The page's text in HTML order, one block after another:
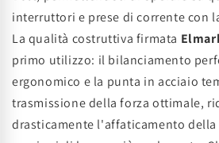
interruttori e prese di corrente con
La qualità costruttiva firmata
primo utilizzo: il bilanciamento
ergonomico e la punta in acciaio
trasmissione della forza ottimale,
drasticamente l'affaticamento